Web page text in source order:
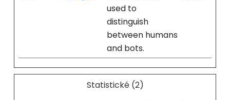
used to
distinguish
between humans
and bots.
Statistické (2)